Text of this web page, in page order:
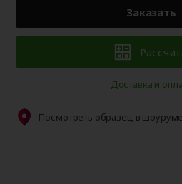
Заказать
Доставка и
Посмотреть образец в шоуруме